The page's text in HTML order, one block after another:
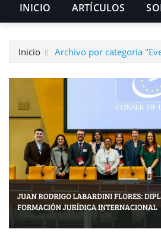
INICIO ARTÍCULOS
Inicio Archivo por categoría